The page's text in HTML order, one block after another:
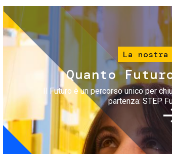
La
Quanto
Il Futuro è un percorso unico per
partenza: STEP